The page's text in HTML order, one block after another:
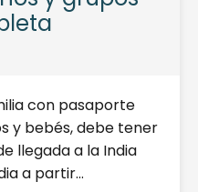
con pasaporte
y bebés, debe tener
llegada a la India
a partir…